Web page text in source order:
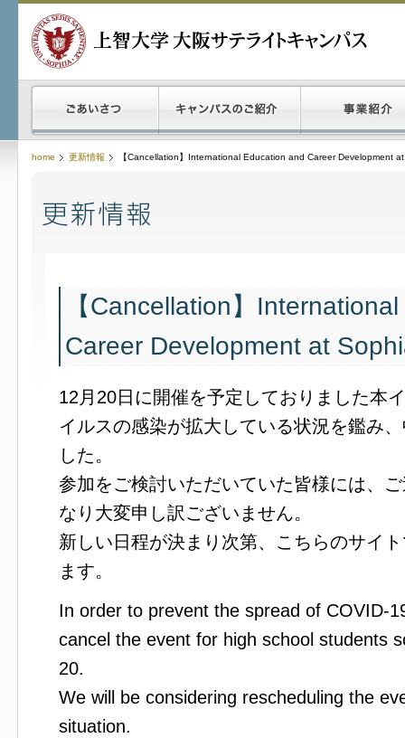
home 更新情報 【Cancellation】International Education and Career Development
【Cancellation】
Career Development at
12月20日に開催を予定しておりました本
イルスの感染が拡大している状況を鑑み
した。
参加をご検討いただいていた皆様には、
なり大変申し訳ございません。
新しい日程が決まり次第、こちらのサイ
ます。
In order to prevent the spread of COVID-
cancel the event for high school students
20.
We will be considering rescheduling the
situation.